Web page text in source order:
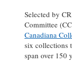
Selected by
Committee
Canadiana
six collections
span over 150